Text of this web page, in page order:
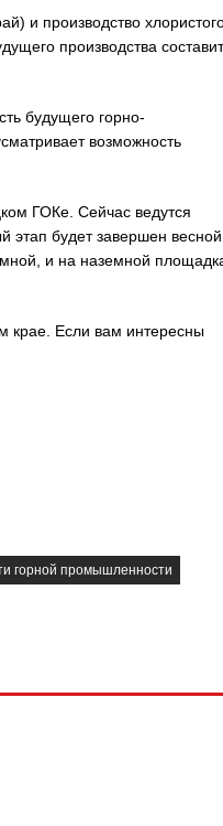
и производство
производства
будущего горно-
возможность
ГОКе. Сейчас ведутся
этап будет завершен весной
и на наземной
крае. Если вам интересны
горной промышленности